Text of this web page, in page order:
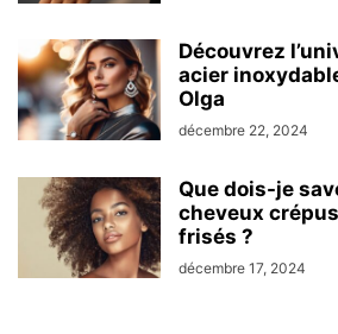
Découvrez
acier
Olga
décembre 22, 2024
Que dois-je
cheveux
frisés ?
décembre 17, 2024